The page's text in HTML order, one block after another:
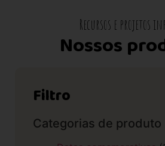
Recursos e projetos
Nossos
Filtro
Categorias de produto